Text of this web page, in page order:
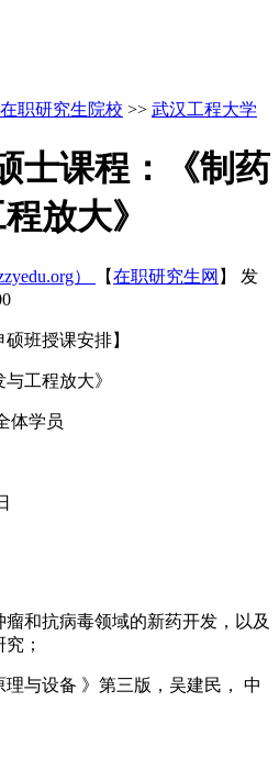
在职研究生院校 >> 武汉工程大学
士课程：《制药
放大》
） 【在职研究生网 】
发
班授课安排】
工程放大》
体学员
瘤和抗病毒领域的新药开发，以及
；
理与设备 》第三版，吴建民， 中